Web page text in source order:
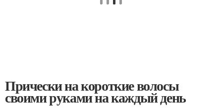
Прически на короткие волосы
своими руками на каждый день